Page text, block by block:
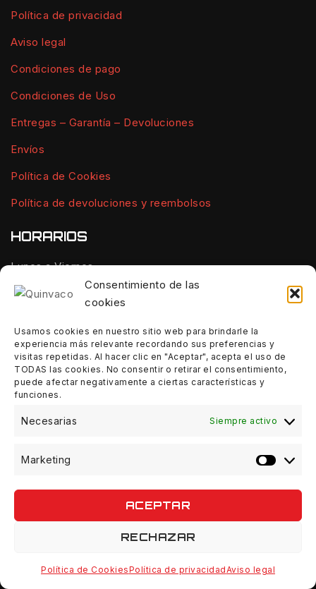
Consentimiento de las
cookies
Usamos cookies en nuestro sitio web para brindarle la
experiencia más relevante recordando sus preferencias y
visitas repetidas. Al hacer clic en "Aceptar", acepta el uso de
TODAS las cookies. No consentir o retirar el consentimiento,
puede afectar negativamente a ciertas características y
funciones.
Necesarias Siempre activo
Marketing
ACEPTAR
RECHAZAR
Política de CookiesPolítica de privacidadAviso legal
Política de privacidad
Aviso legal
Condiciones de pago
Condiciones de Uso
Entregas – Garantía – Devoluciones
Envíos
Política de Cookies
Política de devoluciones y reembolsos
HORARIOS
Lunes a Viernes
10:00 - 14:00
18:00 - 21:00
Sábados:
10:00 - 14:00
Cerrado
© 2026 Quinvaco - WordPress Theme by